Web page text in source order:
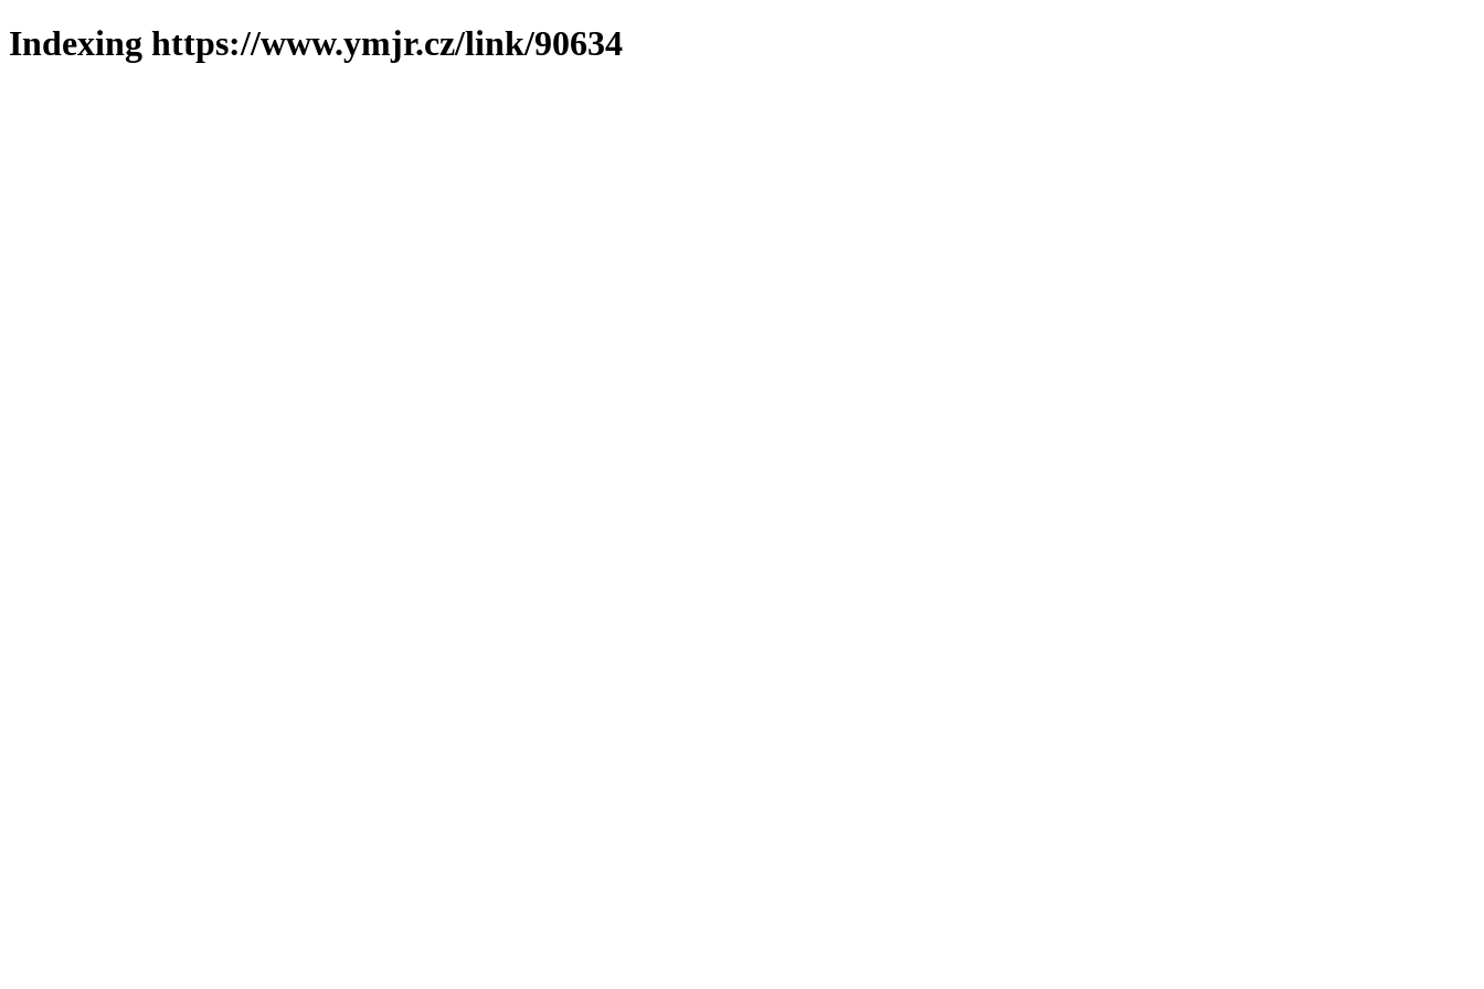
Indexing https://www.ymjr.cz/link/90634